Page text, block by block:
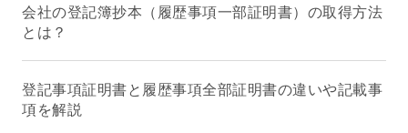
会社の登記簿抄本（履歴事項一部証明書）の取得方法
とは？
登記事項証明書と履歴事項全部証明書の違いや記載事
項を解説